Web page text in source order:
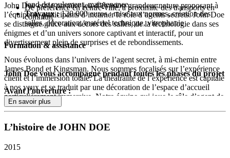
John Doe est le premier jeu d’évasion grandeur nature proposant à
l’équipe de participants d’incarner le rôle d’agents secrets. John Doe
se distingue grâce aux décors des salles, de la technologie dans ses
énigmes et d’un univers sonore captivant et interactif, pour un
divertissement plein de surprises et de rebondissements.
Nous évoluons dans l’univers de l’agent secret, à mi-chemin entre
James Bond et Kingsman. Nous sommes focalisés sur l’expérience
client et l’immersion totale. La théâtralité de l’expérience est capitale
à nos yeux et se traduit par une décoration de l’espace d’accueil
particulièrement immersive. Notre équipe qui joue le rôle d’agent de
liaisons est habillée en agent secret (badges, oreillettes, costume),
leur communication avec les clients est également théâtralisée.
Notre volonté est de plonger le client dans notre univers et de le faire
unique.
fond de roulement, maintenance
Travaux :120 000 euros : mise aux normes, création des
salles, décoration, matériel technique, vitrophanie
De préférence en centre-ville, à proximité des transports en
commun
Formation & assistance
John Doe vous accompagne pendant toutes les phases du projet
Avant l’ouverture :
Aide à la recherche d’un local
Aide à l’aménagement de votre local
À l’ouverture :
En savoir plus
L’histoire de JOHN DOE
2015